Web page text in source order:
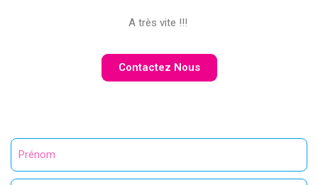
A très vite !!!
Contactez Nous